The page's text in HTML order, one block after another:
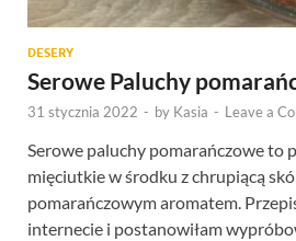
DESERY
Serowe Paluchy
31 stycznia 2022 - by Kasia - Leave a
Serowe paluchy pomarańczowe to
mięciutkie w środku z chrupiącą
pomarańczowym aromatem.
internecie i postanowiłam